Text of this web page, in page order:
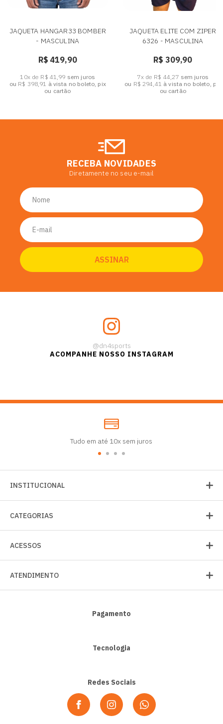
JAQUETA HANGAR33 BOMBER
- MASCULINA
R$ 419,90
10x de R$ 41,99 sem juros
ou R$ 398,91 à vista no boleto, pix
ou cartão
JAQUETA ELITE COM ZIPER
6326 - MASCULINA
R$ 309,90
7x de R$ 44,27 sem juros
ou R$ 294,41 à vista no boleto, pix
ou cartão
RECEBA NOVIDADES
Diretamente no seu e-mail
@dn4sports
ACOMPANHE NOSSO INSTAGRAM
Tudo em até 10x sem juros
INSTITUCIONAL
CATEGORIAS
ACESSOS
ATENDIMENTO
Pagamento
Tecnologia
Redes Sociais